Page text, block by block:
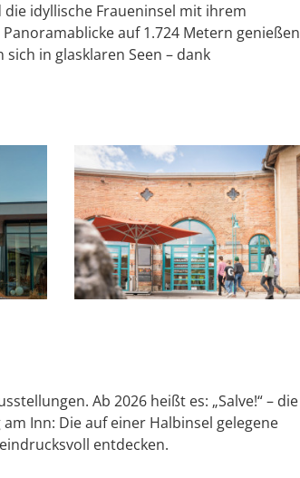
idyllische Fraueninsel mit ihrem
auf 1.724 Metern genießen
in glasklaren Seen – dank
Ab 2026 heißt es: „Salve!“ – die
Inn: Die auf einer Halbinsel gelegene
entdecken.